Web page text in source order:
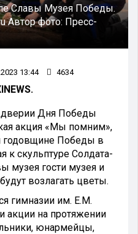
Славы Музея Победы.
Автор фото: Пресс-
13:44 4634
Дня Победы
акция «Мы помним»,
годовщине Победы в
к скульптуре Солдата-
музея гости музея и
возлагать цветы.
гимназии им. Е.М.
акции на протяжении
юнармейцы,